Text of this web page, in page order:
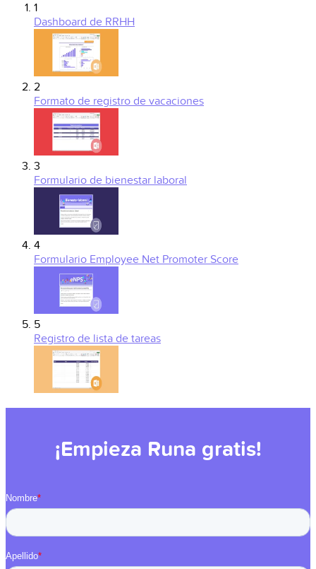
1
Dashboard de RRHH
2
Formato de registro de vacaciones
3
Formulario de bienestar laboral
4
Formulario Employee Net Promoter Score
5
Registro de lista de tareas
¡Empieza Runa gratis!